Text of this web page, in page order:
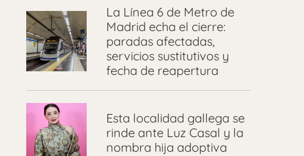
La Línea 6 de Metro de
Madrid echa el cierre:
paradas afectadas,
servicios sustitutivos y
fecha de reapertura
Esta localidad gallega se
rinde ante Luz Casal y la
nombra hija adoptiva